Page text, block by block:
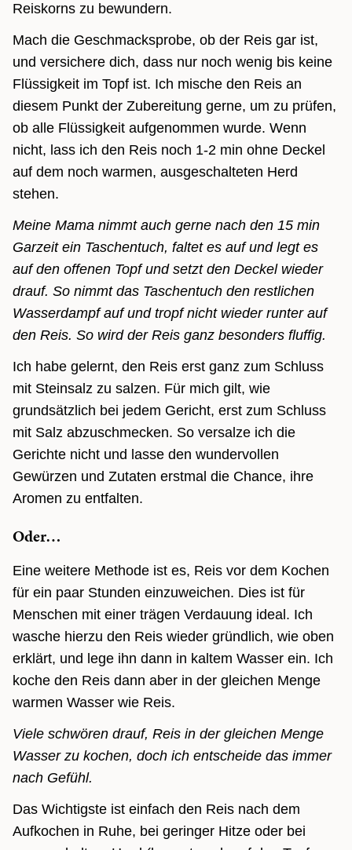
Reiskorns zu bewundern.
Mach die Geschmacksprobe, ob der Reis gar ist,
und versichere dich, dass nur noch wenig bis keine
Flüssigkeit im Topf ist. Ich mische den Reis an
diesem Punkt der Zubereitung gerne, um zu prüfen,
ob alle Flüssigkeit aufgenommen wurde. Wenn
nicht, lass ich den Reis noch 1-2 min ohne Deckel
auf dem noch warmen, ausgeschalteten Herd
stehen.
Meine Mama nimmt auch gerne nach den 15 min
Garzeit ein Taschentuch, faltet es auf und legt es
auf den offenen Topf und setzt den Deckel wieder
drauf. So nimmt das Taschentuch den restlichen
Wasserdampf auf und tropf nicht wieder runter auf
den Reis. So wird der Reis ganz besonders fluffig.
Ich habe gelernt, den Reis erst ganz zum Schluss
mit Steinsalz zu salzen. Für mich gilt, wie
grundsätzlich bei jedem Gericht, erst zum Schluss
mit Salz abzuschmecken. So versalze ich die
Gerichte nicht und lasse den wundervollen
Gewürzen und Zutaten erstmal die Chance, ihre
Aromen zu entfalten.
Oder…
Eine weitere Methode ist es, Reis vor dem Kochen
für ein paar Stunden einzuweichen. Dies ist für
Menschen mit einer trägen Verdauung ideal. Ich
wasche hierzu den Reis wieder gründlich, wie oben
erklärt, und lege ihn dann in kaltem Wasser ein. Ich
koche den Reis dann aber in der gleichen Menge
warmen Wasser wie Reis.
Viele schwören drauf, Reis in der gleichen Menge
Wasser zu kochen, doch ich entscheide das immer
nach Gefühl.
Das Wichtigste ist einfach den Reis nach dem
Aufkochen in Ruhe, bei geringer Hitze oder bei